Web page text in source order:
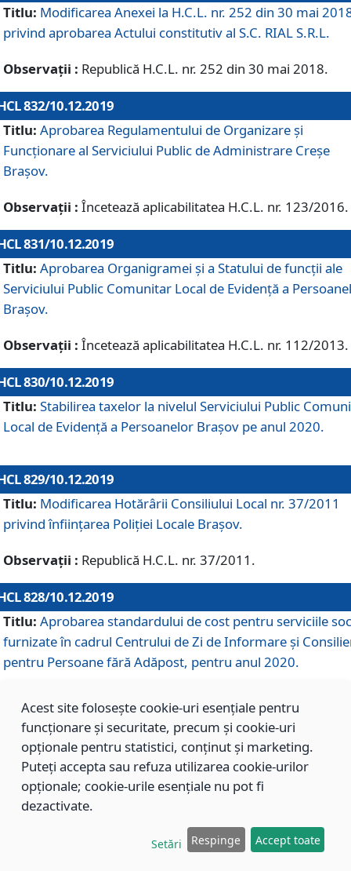
Titlu: Modificarea Anexei la H.C.L. nr. 252 din 30 mai
privind aprobarea Actului constitutiv al S.C. RIAL S.R.L.
Observații : Republică H.C.L. nr. 252 din 30 mai 2018.
832/10.12.2019
Titlu: Aprobarea Regulamentului de Organizare și
Funcționare al Serviciului Public de Administrare Creșe
Brașov.
Observații : Încetează aplicabilitatea H.C.L. nr. 123/2016.
831/10.12.2019
Titlu: Aprobarea Organigramei și a Statului de funcții ale
Serviciului Public Comunitar Local de Evidență a
Brașov.
Observații : Încetează aplicabilitatea H.C.L. nr. 112/2013.
830/10.12.2019
Titlu: Stabilirea taxelor la nivelul Serviciului Public
Local de Evidenţă a Persoanelor Braşov pe anul 2020.
829/10.12.2019
Titlu: Modificarea Hotărârii Consiliului Local nr. 37/2011
privind înființarea Poliției Locale Brașov.
Observații : Republică H.C.L. nr. 37/2011.
828/10.12.2019
Titlu: Aprobarea standardului de cost pentru serviciile
furnizate în cadrul Centrului de Zi de Informare și
pentru Persoane fără Adăpost, pentru anul 2020.
827/10.12.2019
Aprobarea standardului de cost pentru serviciile
furnizate în cadrul Centrului Rezidențial pentru Persoane
Adăpost, pentru anul 2020.
Aprobarea standardului de cost pentru serviciile
Acest site folosește cookie-uri esențiale pentru
funcționare și securitate, precum și cookie-uri
opționale pentru statistici, conținut și marketing.
Puteți accepta sau refuza utilizarea cookie-urilor
opționale; cookie-urile esențiale nu pot fi
dezactivate.
Setări Respinge Accept toate